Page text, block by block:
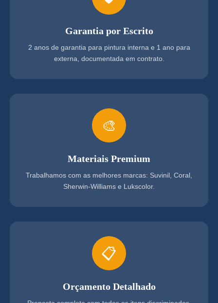
Garantia por Escrito
2 anos de garantia para pintura interna e 1 ano para
externa, documentada em contrato.
🎨
Materiais Premium
Trabalhamos com as melhores marcas: Suvinil, Coral,
Sherwin-Williams e Lukscolor.
📋
Orçamento Detalhado